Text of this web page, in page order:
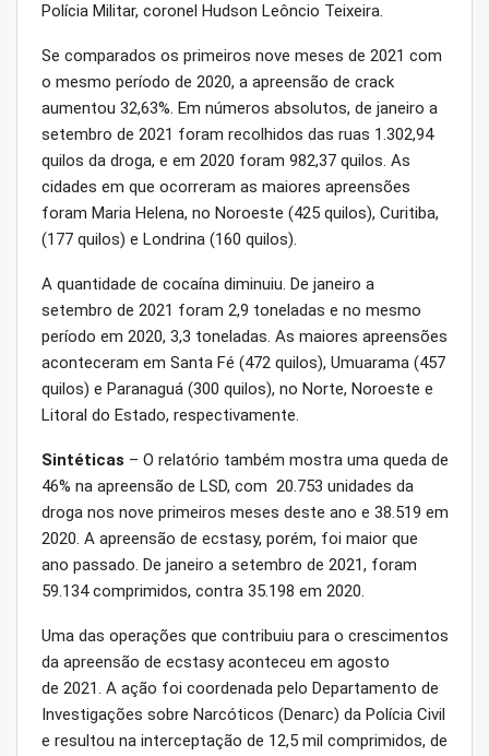
Polícia Militar, coronel Hudson Leôncio Teixeira.
Se comparados os primeiros nove meses de 2021 com
o mesmo período de 2020, a apreensão de crack
aumentou 32,63%. Em números absolutos, de janeiro a
setembro de 2021 foram recolhidos das ruas 1.302,94
quilos da droga, e em 2020 foram 982,37 quilos. As
cidades em que ocorreram as maiores apreensões
foram Maria Helena, no Noroeste (425 quilos), Curitiba,
(177 quilos) e Londrina (160 quilos).
A quantidade de cocaína diminuiu. De janeiro a
setembro de 2021 foram 2,9 toneladas e no mesmo
período em 2020, 3,3 toneladas. As maiores apreensões
aconteceram em Santa Fé (472 quilos), Umuarama (457
quilos) e Paranaguá (300 quilos), no Norte, Noroeste e
Litoral do Estado, respectivamente.
Sintéticas – O relatório também mostra uma queda de
46% na apreensão de LSD, com 20.753 unidades da
droga nos nove primeiros meses deste ano e 38.519 em
2020. A apreensão de ecstasy, porém, foi maior que
ano passado. De janeiro a setembro de 2021, foram
59.134 comprimidos, contra 35.198 em 2020.
Uma das operações que contribuiu para o crescimentos
da apreensão de ecstasy aconteceu em agosto
de 2021. A ação foi coordenada pelo Departamento de
Investigações sobre Narcóticos (Denarc) da Polícia Civil
e resultou na interceptação de 12,5 mil comprimidos, de